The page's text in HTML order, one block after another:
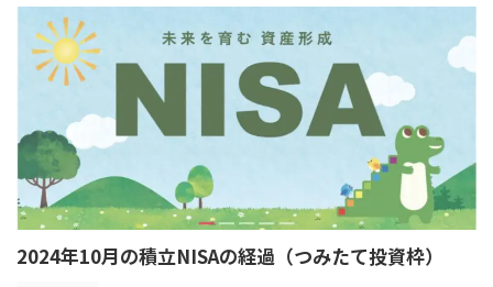
2024年10月の積立NISAの経過（つみたて投資枠）